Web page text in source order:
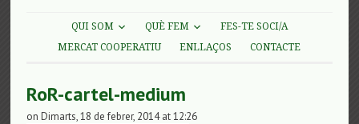
QUI SOM QUÈ FEM
FES-TE SOCI/A
MERCAT COOPERATIU
ENLLAÇOS CONTACTE
RoR-cartel-medium
on Dimarts, 18 de febrer, 2014 at 12:26